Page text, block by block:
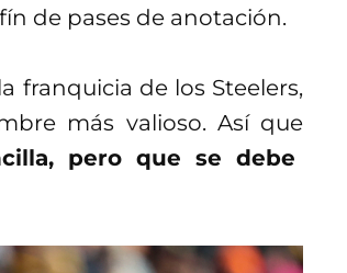
de pases de anotación.
franquicia de los Steelers,
más valioso. Así que
pero que se debe